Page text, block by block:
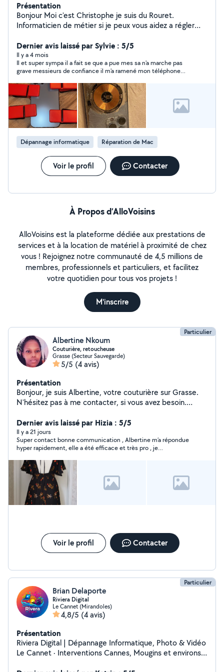
Présentation
Bonjour Moi c'est Christophe je suis du Rouret.
Informaticien de métier si je peux vous aidez a régler
contacter.
Dernier avis laissé par Sylvie : 5/5
Il y a 4 mois
Il et super sympa il a fait se que a pue mes sa n'a marche pas
grave messieurs de confiance il m'a ramené mon téléphone
personne appréciable 20 sur 20
Dépannage informatique Réparation de Mac
Voir le profil Contacter
À Propos d’AlloVoisins
AlloVoisins est la plateforme dédiée aux prestations de
services et à la location de matériel à proximité de chez
vous ! Rejoignez notre communauté de 4,5 millions de
membres, professionnels et particuliers, et facilitez
votre quotidien pour tous vos projets !
M'inscrire
Particulier
Albertine Nkoum
Couturière, retoucheuse
Grasse (Secteur Sauvegarde)
5/5 (4 avis)
Présentation
Bonjour, je suis Albertine, votre couturière sur Grasse.
N'hésitez pas à me contacter, si vous avez besoin.
Dernier avis laissé par Hizia : 5/5
Il y a 21 jours
Super contact bonne communication , Albertine m’a répondue
hyper rapidement, elle a été efficace et très pro , je
Voir le profil Contacter
Particulier
Brian Delaporte
Riviera Digital
Le Cannet (Mirandoles)
4,8/5 (4 avis)
Présentation
Riviera Digital | Dépannage Informatique, Photo & Vidéo
Le Cannet · Interventions Cannes, Mougins et environs